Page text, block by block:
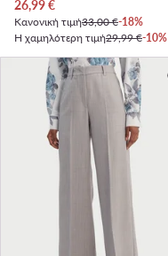
Τρέχουσα τιμή
26,99€
Κανονική τιμή33,00 €-18%
Η χαμηλότερη τιμή29,99 €-10%